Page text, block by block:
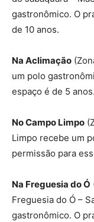
gastronômico. O
de 10 anos.
Na Aclimação
um polo
espaço é de 5 anos.
No Campo Limpo
Limpo recebe um
permissão para
Na Freguesia do Ó
Freguesia do Ó –
gastronômico. O